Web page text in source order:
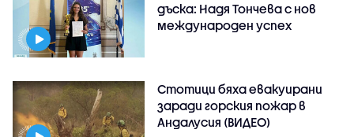
дъска: Надя Тончева с нов
международен успех
Стотици бяха евакуирани
заради горския пожар в
Андалусия (ВИДЕО)